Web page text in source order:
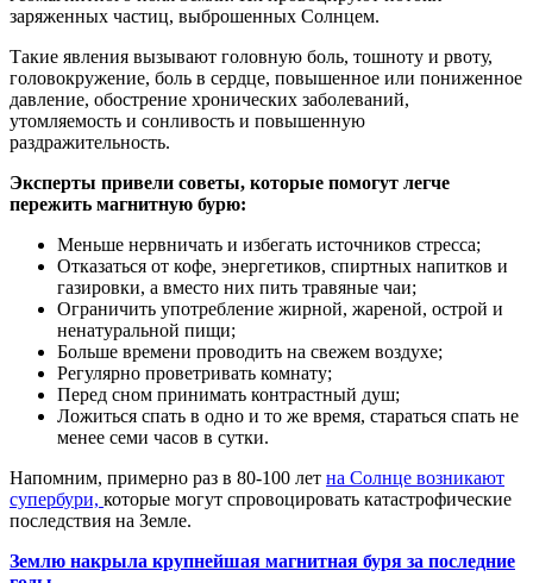
заряженных частиц, выброшенных Солнцем.
Такие явления вызывают головную боль, тошноту и рвоту,
головокружение, боль в сердце, повышенное или пониженное
давление, обострение хронических заболеваний,
утомляемость и сонливость и повышенную
раздражительность.
Эксперты привели советы, которые помогут легче
пережить магнитную бурю:
Меньше нервничать и избегать источников стресса;
Отказаться от кофе, энергетиков, спиртных напитков и
газировки, а вместо них пить травяные чаи;
Ограничить употребление жирной, жареной, острой и
ненатуральной пищи;
Больше времени проводить на свежем воздухе;
Регулярно проветривать комнату;
Перед сном принимать контрастный душ;
Ложиться спать в одно и то же время, стараться спать не
менее семи часов в сутки.
Напомним, примерно раз в 80-100 лет на Солнце возникают
супербури, которые могут спровоцировать катастрофические
последствия на Земле.
Землю накрыла крупнейшая магнитная буря за последние